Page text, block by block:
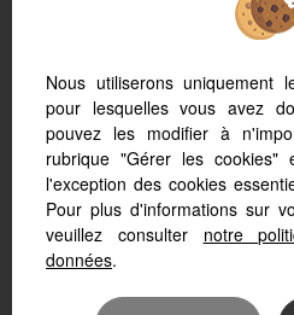
votre PC, votre tablette
s’adapte
Logiciel
Création
Nous utiliserons uniquement
pour lesquelles vous avez
pouvez les modifier à
rubrique "Gérer les
l'exception des cookies
Pour plus d'informations sur
veuillez consulter notre
données.